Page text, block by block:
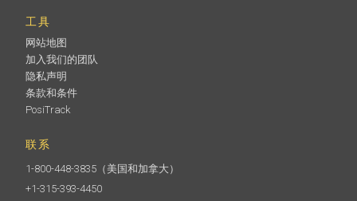
工具
网站地图
加入我们的团队
隐私声明
条款和条件
PosiTrack
联系
1-800-448-3835 （美国和加拿大）
+1-315-393-4450